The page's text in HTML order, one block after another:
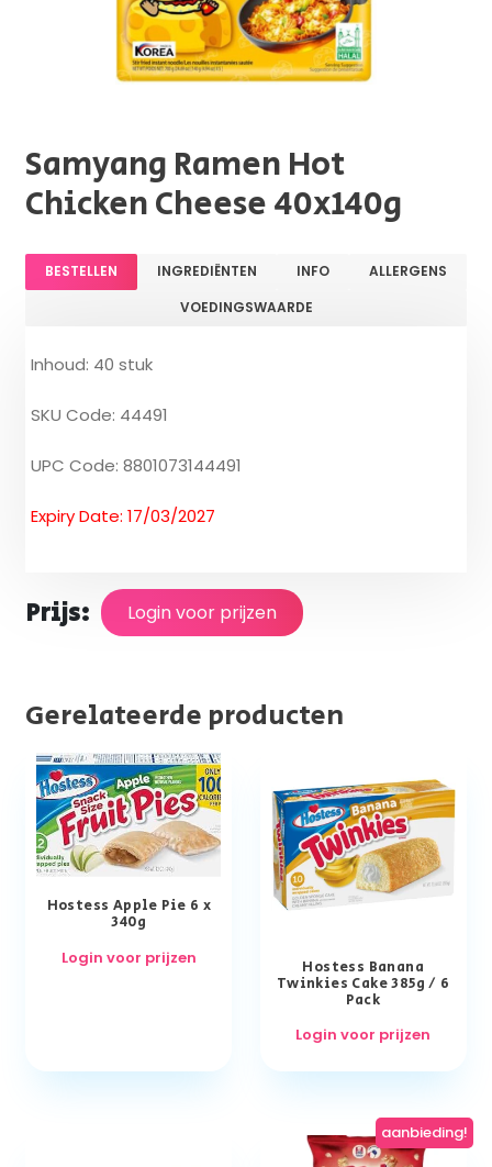
Samyang Ramen Hot
Chicken Cheese 40x140g
BESTELLEN INGREDIËNTEN INFO
ALLERGENS
VOEDINGSWAARDE
Inhoud: 40 stuk
SKU Code: 44491
UPC Code: 8801073144491
Expiry Date: 17/03/2027
Prijs: Login voor prijzen
Gerelateerde producten
Hostess Apple Pie 6 x
340g
Login voor prijzen
Hostess Banana
Twinkies Cake 385g / 6
Pack
Login voor prijzen
aanbieding!